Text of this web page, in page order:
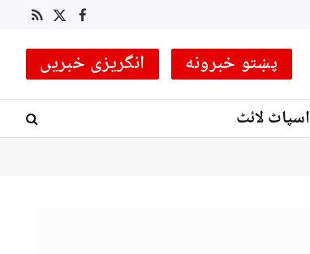
Facebook
X
RSS
پښتو خبرونه انگریزی خبریں
اسپاٹ لائٹ